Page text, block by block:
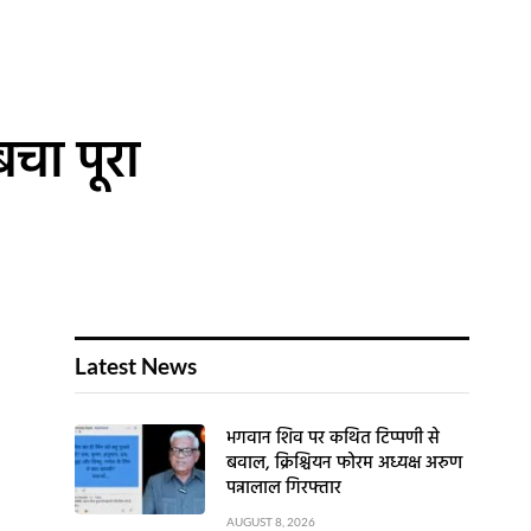
पूरा
Latest News
भगवान शिव पर कथित टिप्पणी से
बवाल, क्रिश्चियन फोरम अध्यक्ष अरुण
पन्नालाल गिरफ्तार
AUGUST 8, 2026